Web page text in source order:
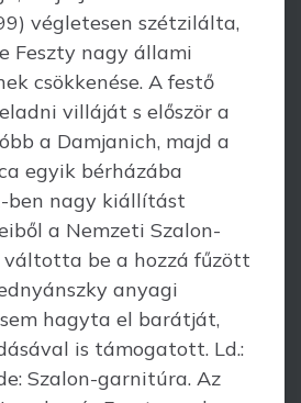
végletesen szétzilálta,
Feszty nagy állami
csökkenése. A festő
villáját s először a
a Damjanich, majd a
egyik bérházába
ben nagy kiállítást
a Nemzeti Szalon­
váltotta be a hozzá fűzött
anyagi
hagyta el barátját,
is támogatott. Ld.:
Szalon-garnitúra. Az